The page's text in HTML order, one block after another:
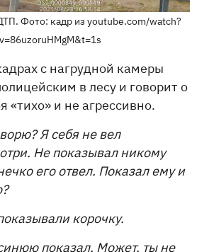
Фото: кадр из youtube.com/watch?
v=86uzoruHMgM&t=1s
с нагрудной камеры
в лесу и говорит о
«тихо» и не агрессивно.
Я себя не вел
Не показывал никому
его отвел. Показал ему и
корочку.
показал. Может, ты не